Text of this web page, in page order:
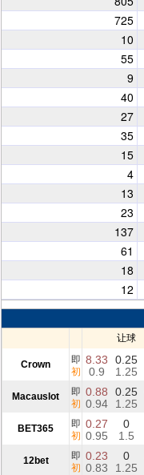
725
10
55
9
40
27
35
15
4
13
23
137
61
18
12
让球
Crown
即
初
8.33 0.25
0.9
1.25
Macauslot
即
初
0.88 0.25
0.94
1.25
BET365
即
初
0.27 0
0.95
1.5
12bet
即
初
0.23 0
0.83
1.25